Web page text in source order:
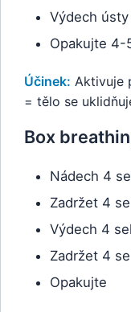
Výdech
Opakujte 4-
Účinek: Aktivuje
= tělo se
Box
Nádech 4
Zadržet 4
Výdech 4
Zadržet 4
Opakujte